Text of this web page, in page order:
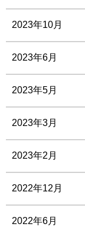
2023年10月
2023年6月
2023年5月
2023年3月
2023年2月
2022年12月
2022年6月